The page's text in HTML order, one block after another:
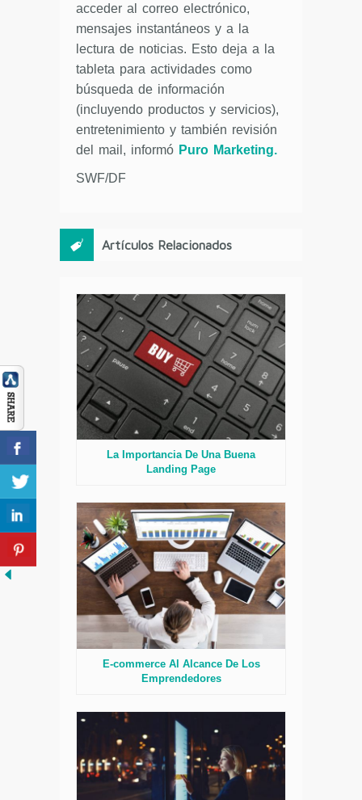
acceder al correo electrónico,
mensajes instantáneos y a la
lectura de noticias. Esto deja a la
tableta para actividades como
búsqueda de información
(incluyendo productos y servicios),
entretenimiento y también revisión
del mail, informó Puro Marketing.
SWF/DF
Artículos Relacionados
La Importancia De Una Buena
Landing Page
E-commerce Al Alcance De Los
Emprendedores